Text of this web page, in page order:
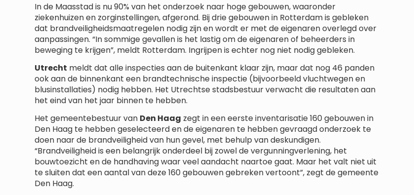
In de Maasstad is nu 90% van het onderzoek naar hoge gebouwen, waaronder
ziekenhuizen en zorginstellingen, afgerond. Bij drie gebouwen in Rotterdam is gebleken
dat brandveiligheidsmaatregelen nodig zijn en wordt er met de eigenaren overlegd over
aanpassingen. “In sommige gevallen is het lastig om de eigenaren of beheerders in
beweging te krijgen”, meldt Rotterdam. Ingrijpen is echter nog niet nodig gebleken.
Utrecht meldt dat alle inspecties aan de buitenkant klaar zijn, maar dat nog 46 panden
ook aan de binnenkant een brandtechnische inspectie (bijvoorbeeld vluchtwegen en
blusinstallaties) nodig hebben. Het Utrechtse stadsbestuur verwacht die resultaten aan
het eind van het jaar binnen te hebben.
Het gemeentebestuur van Den Haag zegt in een eerste inventarisatie 160 gebouwen in
Den Haag te hebben geselecteerd en de eigenaren te hebben gevraagd onderzoek te
doen naar de brandveiligheid van hun gevel, met behulp van deskundigen.
“Brandveiligheid is een belangrijk onderdeel bij zowel de vergunningverlening, het
bouwtoezicht en de handhaving waar veel aandacht naartoe gaat. Maar het valt niet uit
te sluiten dat een aantal van deze 160 gebouwen gebreken vertoont”, zegt de gemeente
Den Haag.